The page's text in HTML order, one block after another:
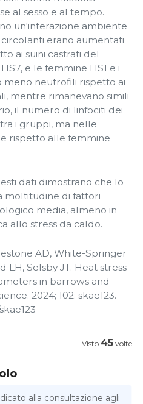
al sesso e al tempo.
un'interazione ambiente
erano aumentati
ai suini castrati del
e le femmine HS1 e i
meno neutrofili rispetto ai
mentre rimanevano simili
il numero di linfociti dei
i gruppi, ma nelle
rispetto alle femmine
dati dimostrano che lo
moltitudine di fattori
media, almeno in
allo stress da caldo.
AD, White-Springer
LH, Selsby JT. Heat stress
in barrows and
2024; 102: skae123.
Visto 45 volte
alla consultazione agli